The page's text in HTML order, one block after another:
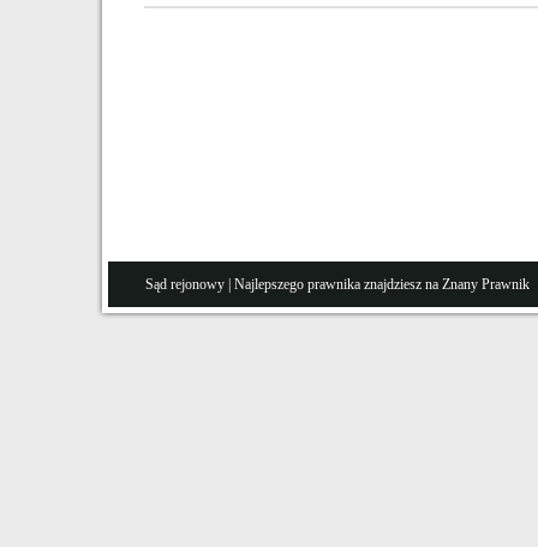
Sąd rejonowy | Najlepszego prawnika znajdziesz na Znany Prawnik